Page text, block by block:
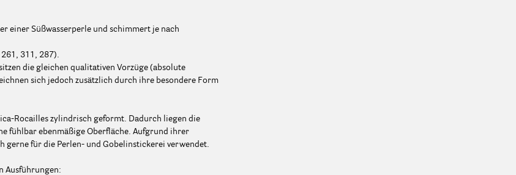
einer Süßwasserperle und schimmert je nach
311, 287).
die gleichen qualitativen Vorzüge (absolute
sich jedoch zusätzlich durch ihre besondere Form
Rocailles zylindrisch geformt. Dadurch liegen die
fühlbar ebenmäßige Oberfläche. Aufgrund ihrer
gerne für die Perlen- und Gobelinstickerei verwendet.
Ausführungen: